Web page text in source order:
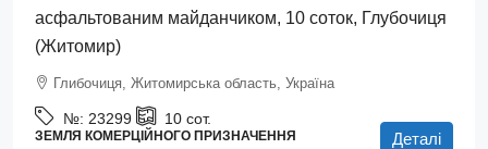
асфальтованим майданчиком, 10 соток, Глубочиця
(Житомир)
Глибочиця, Житомирська область, Україна
№: 23299 10 сот.
ЗЕМЛЯ КОМЕРЦІЙНОГО ПРИЗНАЧЕННЯ Деталі